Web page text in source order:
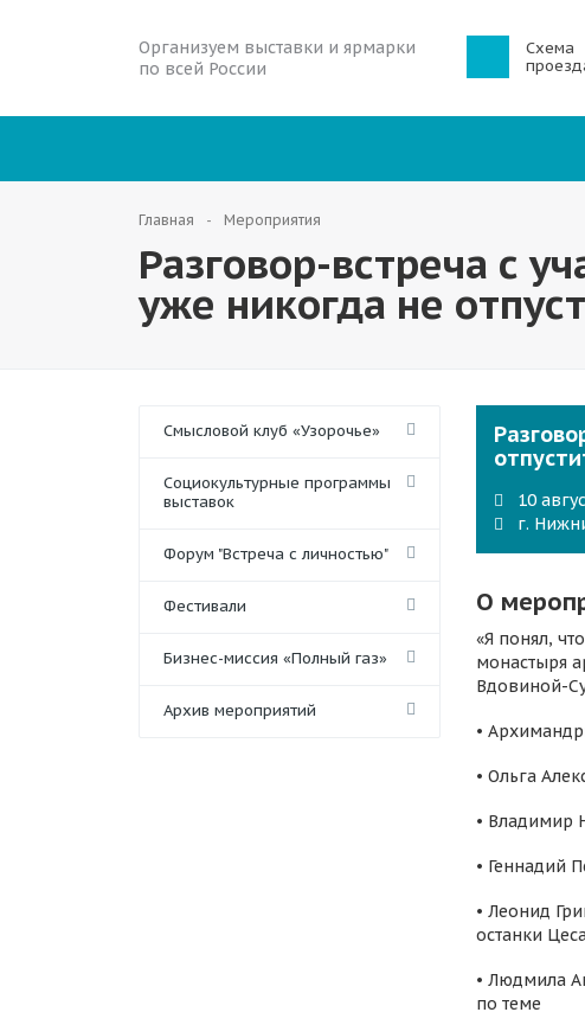
Организуем выставки и ярмарки
по всей России
Схема
Главная Мероприятия
Разговор-встреча с
уже никогда не
Смысловой клуб «Узорочье»
Социокультурные программы
выставок
Форум "Встреча с личностью"
Фестивали
Бизнес-миссия «Полный газ»
Архив мероприятий
10
г.
О
«Я понял,
монастыря
Вдовиной-
•
• Ольга
• Владимир
• Геннадий
• Леонид
останки
• Людмила
по теме